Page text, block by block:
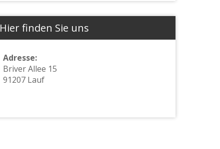
Hier finden Sie uns
Adresse:
Briver Allee 15
91207 Lauf